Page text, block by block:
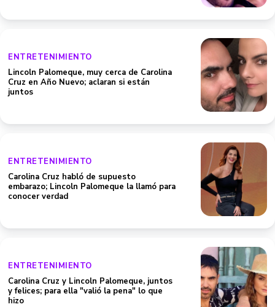
ENTRETENIMIENTO
Lincoln Palomeque, muy cerca de Carolina
Cruz en Año Nuevo; aclaran si están
juntos
ENTRETENIMIENTO
Carolina Cruz habló de supuesto
embarazo; Lincoln Palomeque la llamó para
conocer verdad
ENTRETENIMIENTO
Carolina Cruz y Lincoln Palomeque, juntos
y felices; para ella "valió la pena" lo que
hizo